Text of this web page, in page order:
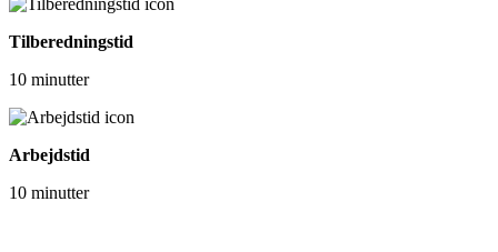
Tilberedningstid
10 minutter
Arbejdstid
10 minutter